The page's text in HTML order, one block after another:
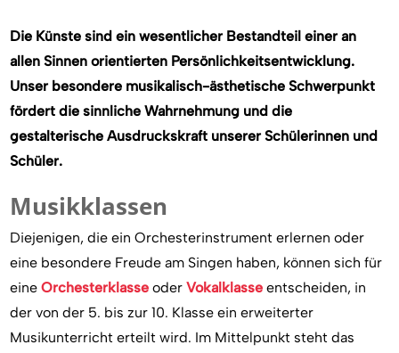
Die Künste sind ein wesentlicher Bestandteil einer an
allen Sinnen orientierten Persönlichkeitsentwicklung.
Unser besondere musikalisch-ästhetische Schwerpunkt
fördert die sinnliche Wahrnehmung und die
gestalterische Ausdruckskraft unserer Schülerinnen und
Schüler.
Musikklassen
Diejenigen, die ein Orchesterinstrument erlernen oder
eine besondere Freude am Singen haben, können sich für
eineOrchesterklasse oderVokalklasse entscheiden, in
der von der 5. bis zur 10. Klasse ein erweiterter
Musikunterricht erteilt wird. Im Mittelpunkt steht das